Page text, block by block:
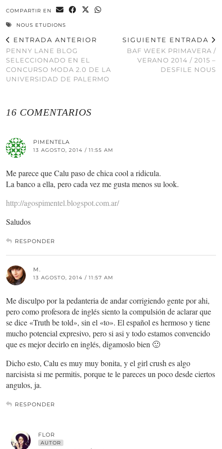
COMPARTIR EN
NOUS ETUDIONS
ENTRADA ANTERIOR
PENNY LANE BLOG
SELECCIONADO EN EL
CONCURSO MODA 2.0 DE LA
UNIVERSIDAD DE PALERMO
SIGUIENTE ENTRADA
BAF WEEK PRIMAVERA /
VERANO 2014 / 2015 –
DESFILE NOUS
16 COMENTARIOS
PIMENTELA
13 AGOSTO, 2014 / 11:55 AM
Me parece que Calu paso de chica cool a ridicula.
La banco a ella, pero cada vez me gusta menos su look.
http://agospimentel.blogspot.com.ar/
Saludos
RESPONDER
M.
13 AGOSTO, 2014 / 11:57 AM
Me disculpo por la pedanteria de andar corrigiendo gente por ahi,
pero como profesora de inglés siento la compulsión de aclarar que
se dice «Truth be told», sin el «to». El español es hermoso y tiene
mucho potencial expresivo, pero si asi y todo estamos convencido
que es mejor decirlo en inglés, digamoslo bien 🙂
Dicho esto, Calu es muy muy bonita, y el girl crush es algo
narcisista si me permitis, porque te le pareces un poco desde ciertos
angulos, ja.
RESPONDER
FLOR
AUTOR